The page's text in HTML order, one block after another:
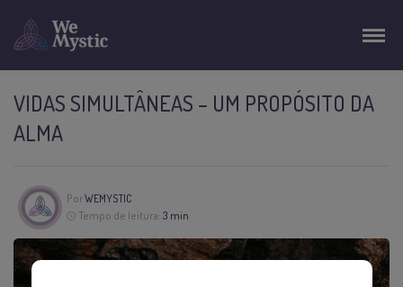
VIDAS SIMULTÂNEAS – UM PROPÓSITO DA
ALMA
PorWEMYSTIC
Tempo de leitura: 3 min